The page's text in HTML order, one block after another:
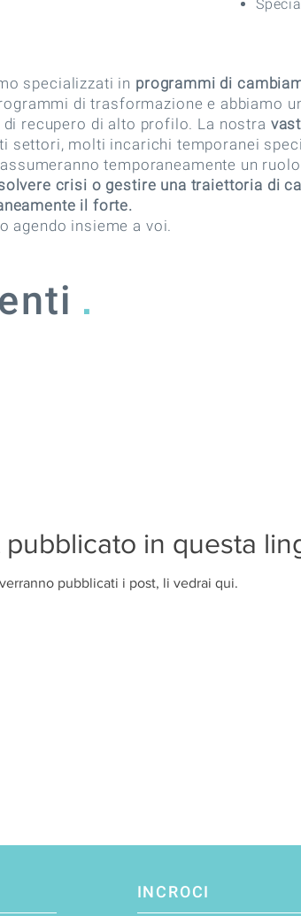
specializzati in programmi di
di trasformazione e abbiamo
recupero di alto profilo. La nostra
settori, molti incarichi temporanei
temporaneamente un
crisi o gestire una traiettoria di
il forte.
agendo insieme a voi.
.
in questa
pubblicati i post, li vedrai qui.
INCROCI